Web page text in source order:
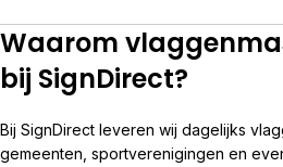
Waarom
bij SignDirect?
Bij SignDirect leveren wij dagelijks
gemeenten, sportverenigingen en